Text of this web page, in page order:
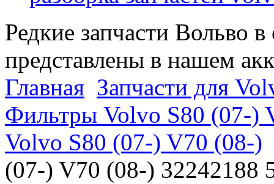
Редкие запчасти Вольво
представлены в нашем
Главная Запчасти для
Фильтры Volvo S80 (07-)
Volvo S80 (07-) V70 (08-)
(07-) V70 (08-) 32242188